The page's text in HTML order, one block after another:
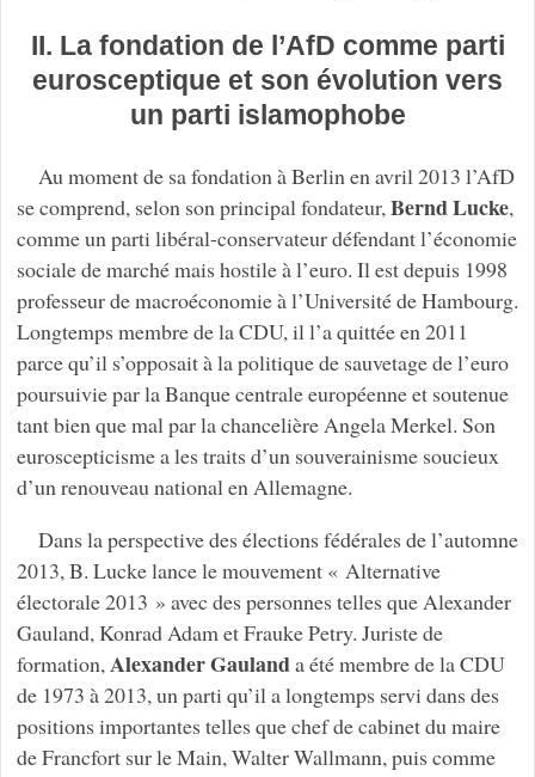
II. La fondation de l’AfD comme parti
eurosceptique et son évolution vers
un parti islamophobe
Au moment de sa fondation à Berlin en avril 2013 l’AfD
se comprend, selon son principal fondateur,Bernd Lucke,
comme un parti libéral-conservateur défendant l’économie
sociale de marché mais hostile à l’euro. Il est depuis 1998
professeur de macroéconomie à l’Université de Hambourg.
Longtemps membre de la CDU, il l’a quittée en 2011
parce qu’il s’opposait à la politique de sauvetage de l’euro
poursuivie par la Banque centrale européenne et soutenue
tant bien que mal par la chancelière Angela Merkel. Son
euroscepticisme a les traits d’un souverainisme soucieux
d’un renouveau national en Allemagne.
Dans la perspective des élections fédérales de l’automne
2013, B. Lucke lance le mouvement « Alternative
électorale 2013 » avec des personnes telles que Alexander
Gauland, Konrad Adam et Frauke Petry. Juriste de
formation, Alexander Gaulanda été membre de la CDU
de 1973 à 2013, un parti qu’il a longtemps servi dans des
positions importantes telles que chef de cabinet du maire
de Francfort sur le Main, Walter Wallmann, puis comme